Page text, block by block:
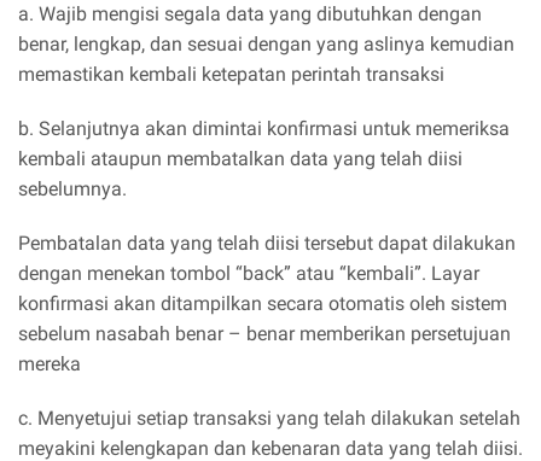
a. Wajib mengisi segala data yang dibutuhkan dengan
benar, lengkap, dan sesuai dengan yang aslinya kemudian
memastikan kembali ketepatan perintah transaksi
b. Selanjutnya akan dimintai konfirmasi untuk memeriksa
kembali ataupun membatalkan data yang telah diisi
sebelumnya.
Pembatalan data yang telah diisi tersebut dapat dilakukan
dengan menekan tombol “back” atau “kembali”. Layar
konfirmasi akan ditampilkan secara otomatis oleh sistem
sebelum nasabah benar – benar memberikan persetujuan
mereka
c. Menyetujui setiap transaksi yang telah dilakukan setelah
meyakini kelengkapan dan kebenaran data yang telah diisi.